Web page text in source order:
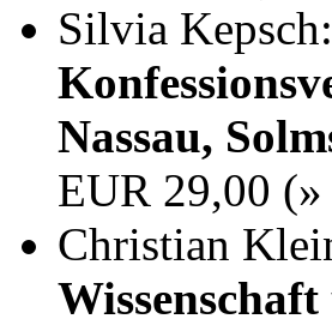
Silvia Kepsch:
Nassau,
EUR 29,00 (»
Christian